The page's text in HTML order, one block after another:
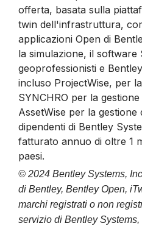
offerta, basata sulla
twin dell'infrastruttura,
applicazioni Open di
la simulazione, il software
geoprofessionisti e
incluso ProjectWise, per
SYNCHRO per la
AssetWise per la gestione
dipendenti di Bentley
fatturato annuo di oltre 1
paesi.
© 2024 Bentley Systems,
di Bentley, Bentley Open,
marchi registrati o non
servizio di Bentley